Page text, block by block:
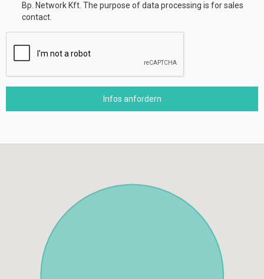
Bp. Network Kft. The purpose of data processing is for sales
contact.
Infos anfordern